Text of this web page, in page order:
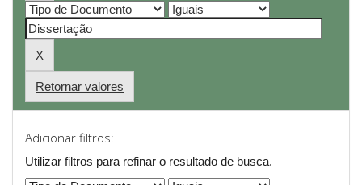
Retornar valores
Adicionar filtros:
Utilizar filtros para refinar o resultado de busca.